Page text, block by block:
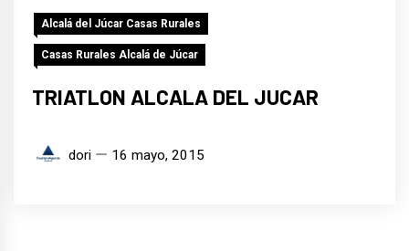
Alcalá del Júcar Casas Rurales
Casas Rurales Alcalá de Júcar
TRIATLON ALCALA DEL JUCAR
dori 16 mayo, 2015